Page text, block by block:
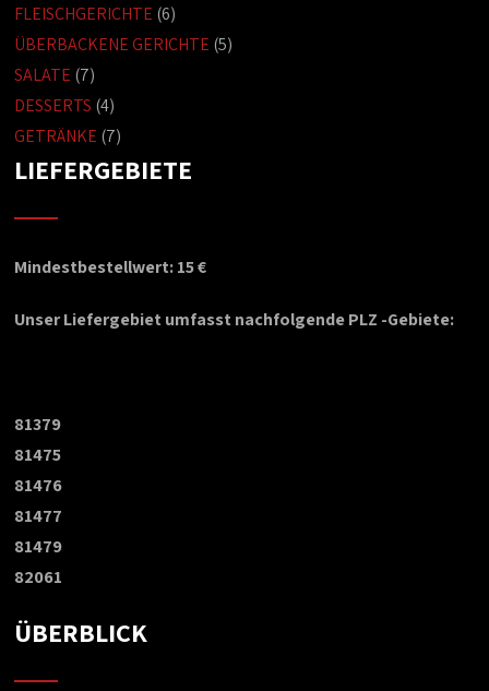
FLEISCHGERICHTE (6)
ÜBERBACKENE GERICHTE (5)
SALATE (7)
DESSERTS (4)
GETRÄNKE (7)
LIEFERGEBIETE
Mindestbestellwert: 15 €
Unser Liefergebiet umfasst nachfolgende PLZ -Gebiete:
81379
81475
81476
81477
81479
82061
ÜBERBLICK